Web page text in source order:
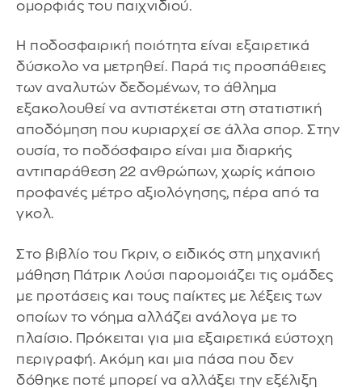
ομορφιάς του παιχνιδιού.
Η ποδοσφαιρική ποιότητα είναι εξαιρετικά
δύσκολο να μετρηθεί. Παρά τις προσπάθειες
των αναλυτών δεδομένων, το άθλημα
εξακολουθεί να αντιστέκεται στη στατιστική
αποδόμηση που κυριαρχεί σε άλλα σπορ. Στην
ουσία, το ποδόσφαιρο είναι μια διαρκής
αντιπαράθεση 22 ανθρώπων, χωρίς κάποιο
προφανές μέτρο αξιολόγησης, πέρα από τα
γκολ.
Στο βιβλίο του Γκριν, ο ειδικός στη μηχανική
μάθηση Πάτρικ Λούσι παρομοιάζει τις ομάδες
με προτάσεις και τους παίκτες με λέξεις των
οποίων το νόημα αλλάζει ανάλογα με το
πλαίσιο. Πρόκειται για μια εξαιρετικά εύστοχη
περιγραφή. Ακόμη και μια πάσα που δεν
δόθηκε ποτέ μπορεί να αλλάξει την εξέλιξη